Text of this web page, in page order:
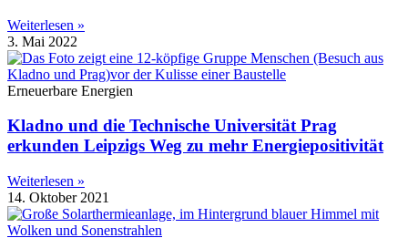
Weiterlesen »
3. Mai 2022
Erneuerbare Energien
Kladno und die Technische Universität Prag
erkunden Leipzigs Weg zu mehr Energiepositivität
Weiterlesen »
14. Oktober 2021